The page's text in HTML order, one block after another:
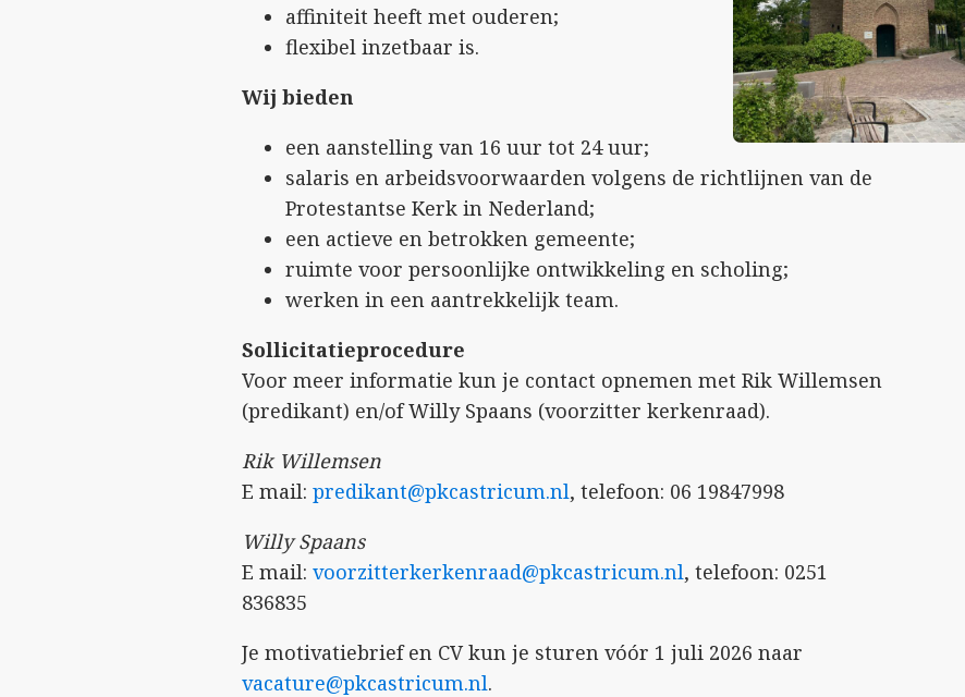
affiniteit heeft met ouderen;
flexibel inzetbaar is.
Wij bieden
een aanstelling van 16 uur tot 24 uur;
salaris en arbeidsvoorwaarden volgens de richtlijnen van de
Protestantse Kerk in Nederland;
een actieve en betrokken gemeente;
ruimte voor persoonlijke ontwikkeling en scholing;
werken in een aantrekkelijk team.
Sollicitatieprocedure
Voor meer informatie kun je contact opnemen met Rik Willemsen
(predikant) en/of Willy Spaans (voorzitter kerkenraad).
Rik Willemsen
E mail: predikant@pkcastricum.nl, telefoon: 06 19847998
Willy Spaans
E mail: voorzitterkerkenraad@pkcastricum.nl, telefoon: 0251
836835
Je motivatiebrief en CV kun je sturen vóór 1 juli 2026 naar
vacature@pkcastricum.nl.